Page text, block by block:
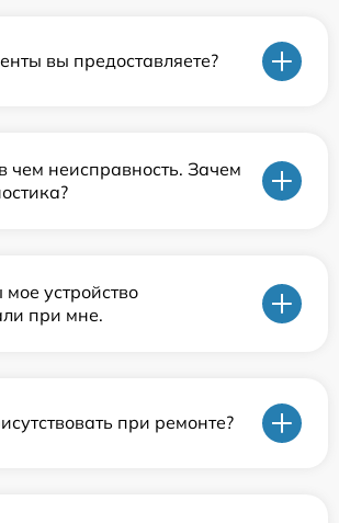
вы предоставляете?
чем неисправность. Зачем
мое устройство
при мне.
при ремонте?